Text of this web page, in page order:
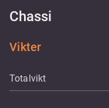
Chassi
Vikter
Totalvikt